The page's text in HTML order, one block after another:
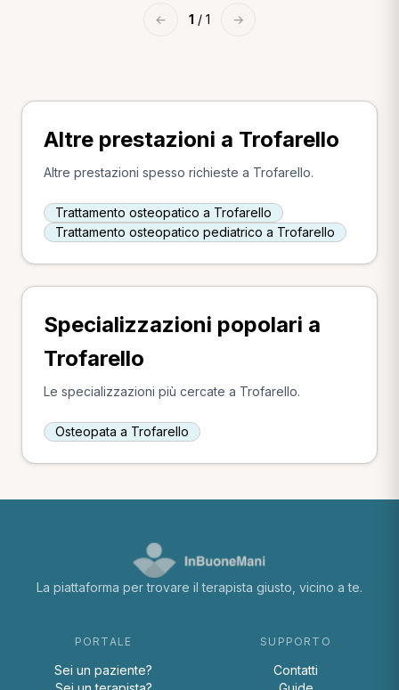
← 1 / 1 →
Altre prestazioni a Trofarello
Altre prestazioni spesso richieste a Trofarello.
Trattamento osteopatico a Trofarello
Trattamento osteopatico pediatrico a Trofarello
Specializzazioni popolari a
Trofarello
Le specializzazioni più cercate a Trofarello.
Osteopata a Trofarello
La piattaforma per trovare il terapista giusto, vicino a te.
PORTALE
Sei un paziente?
SUPPORTO
Contatti